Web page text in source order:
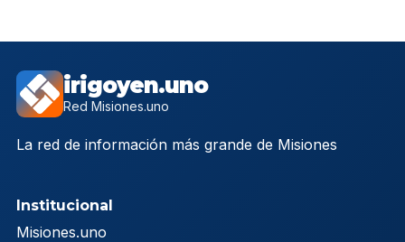
irigoyen.uno
Red Misiones.uno
La red de información más grande de Misiones
Institucional
Misiones.uno